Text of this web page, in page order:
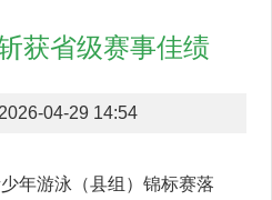
获省级赛事佳绩
04-29 14:54
年游泳（县组）锦标赛落